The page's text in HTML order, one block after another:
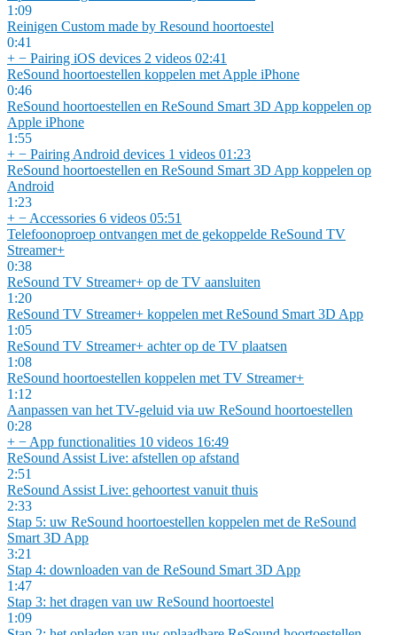
1:09
Reinigen Custom made by Resound hoortoestel
0:41
+ − Pairing iOS devices 2 videos 02:41
ReSound hoortoestellen koppelen met Apple iPhone
0:46
ReSound hoortoestellen en ReSound Smart 3D App koppelen op
Apple iPhone
1:55
+ − Pairing Android devices 1 videos 01:23
ReSound hoortoestellen en ReSound Smart 3D App koppelen op
Android
1:23
+ − Accessories 6 videos 05:51
Telefoonoproep ontvangen met de gekoppelde ReSound TV
Streamer+
0:38
ReSound TV Streamer+ op de TV aansluiten
1:20
ReSound TV Streamer+ koppelen met ReSound Smart 3D App
1:05
ReSound TV Streamer+ achter op de TV plaatsen
1:08
ReSound hoortoestellen koppelen met TV Streamer+
1:12
Aanpassen van het TV-geluid via uw ReSound hoortoestellen
0:28
+ − App functionalities 10 videos 16:49
ReSound Assist Live: afstellen op afstand
2:51
ReSound Assist Live: gehoortest vanuit thuis
2:33
Stap 5: uw ReSound hoortoestellen koppelen met de ReSound
Smart 3D App
3:21
Stap 4: downloaden van de ReSound Smart 3D App
1:47
Stap 3: het dragen van uw ReSound hoortoestel
1:09